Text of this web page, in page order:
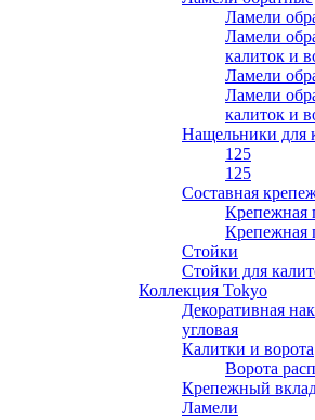
Ламели
Ламели
калиток и
Ламели
Ламели
калиток и
Нащельники для
125
125
Составная
Крепежная
Крепежная
Стойки
Стойки для
Коллекция Tokyo
Декоративная
угловая
Калитки и ворота
Ворота
Крепежный
Ламели